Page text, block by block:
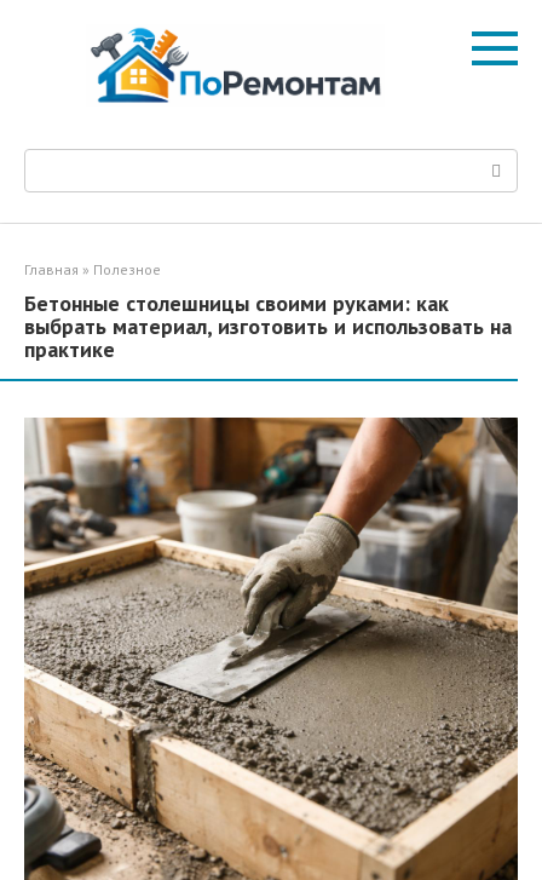
Поиск:
Главная » Полезное
Бетонные столешницы своими руками: как
выбрать материал, изготовить и использовать на
практике